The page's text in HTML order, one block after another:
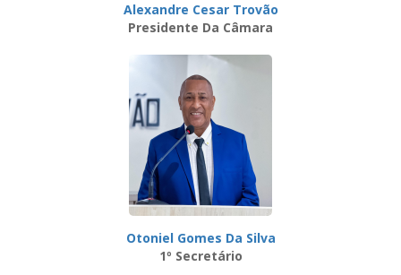
Alexandre Cesar Trovão
Presidente Da Câmara
Otoniel Gomes Da Silva
1º Secretário